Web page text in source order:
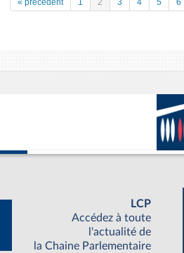
« précedent 1 2 3 4 5 6
LCP
Accédez à toute
l'actualité de
la Chaine Parlementaire